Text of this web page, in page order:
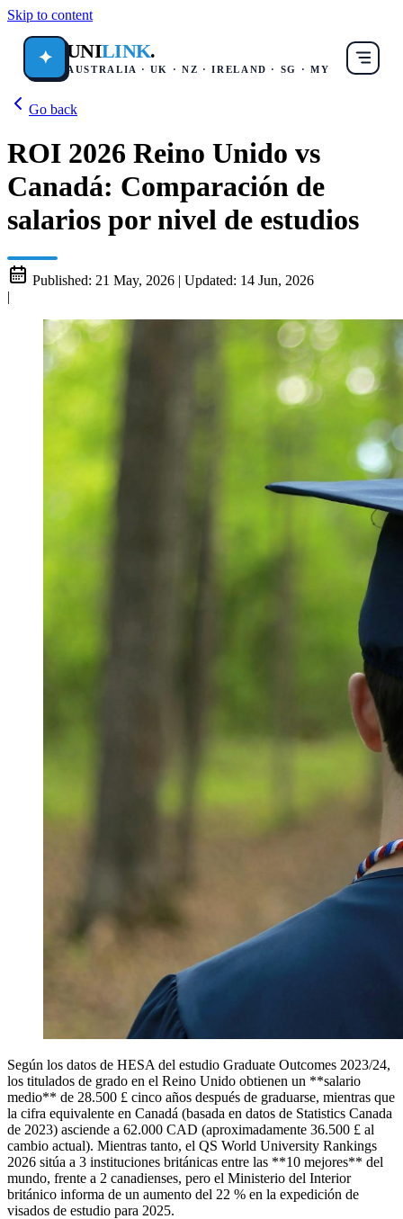
Skip to content
✦ UNILINK.
AUSTRALIA · UK · NZ · IRELAND · SG · MY
Go back
ROI 2026 Reino Unido vs
Canadá: Comparación de
salarios por nivel de estudios
Published: 21 May, 2026 | Updated: 14 Jun, 2026
|
Según los datos de HESA del estudio Graduate Outcomes 2023/24,
los titulados de grado en el Reino Unido obtienen un **salario
medio** de 28.500 £ cinco años después de graduarse, mientras que
la cifra equivalente en Canadá (basada en datos de Statistics Canada
de 2023) asciende a 62.000 CAD (aproximadamente 36.500 £ al
cambio actual). Mientras tanto, el QS World University Rankings
2026 sitúa a 3 instituciones británicas entre las **10 mejores** del
mundo, frente a 2 canadienses, pero el Ministerio del Interior
británico informa de un aumento del 22 % en la expedición de
visados de estudio para 2025.